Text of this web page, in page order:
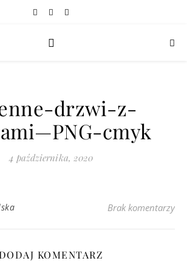
drzwi-z-
cmyk
4 października, 2020
Brak komentarzy
KOMENTARZ